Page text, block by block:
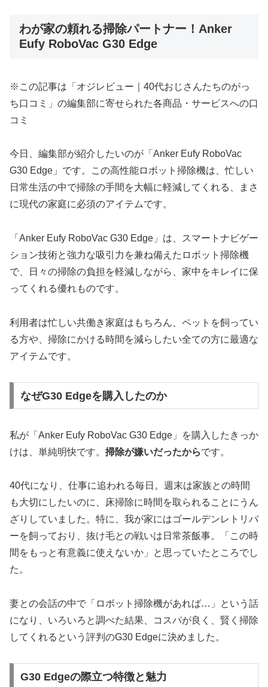
わが家の頼れる掃除パートナー！Anker
Eufy RoboVac G30 Edge
※この記事は「オジレビュー｜40代おじさんたちのがっ
ち口コミ」の編集部に寄せられた各商品・サービスへの口
コミ
今日、編集部が紹介したいのが「Anker Eufy RoboVac
G30 Edge」です。この高性能ロボット掃除機は、忙しい
日常生活の中で掃除の手間を大幅に軽減してくれる、まさ
に現代の家庭に必須のアイテムです。
「Anker Eufy RoboVac G30 Edge」は、スマートナビゲー
ション技術と強力な吸引力を兼ね備えたロボット掃除機
で、日々の掃除の負担を軽減しながら、家中をキレイに保
ってくれる優れものです。
利用者は忙しい共働き家庭はもちろん、ペットを飼ってい
る方や、掃除にかける時間を減らしたい全ての方に最適な
アイテムです。
なぜG30 Edgeを購入したのか
私が「Anker Eufy RoboVac G30 Edge」を購入したきっか
けは、単純明快です。 掃除が嫌いだったからです。
40代になり、仕事に追われる毎日。週末は家族との時間
も大切にしたいのに、床掃除に時間を取られることにうん
ざりしていました。特に、我が家にはゴールデンレトリバ
ーを飼っており、抜け毛との戦いは日常茶飯事。「この時
間をもっと有意義に使えないか」と思っていたところでし
た。
妻との会話の中で「ロボット掃除機があれば…」という話
になり、いろいろと調べた結果、コスパが良く、賢く掃除
してくれるという評判のG30 Edgeに決めました。
G30 Edgeの際立つ特徴と魅力